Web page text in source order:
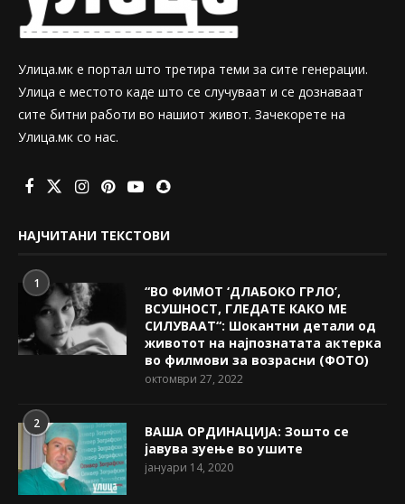
Улица.мк е портал што третира теми за сите генерации.
Улица е местото каде што се случуваат и се дознаваат
сите битни работи во нашиот живот. Зачекорете на
Улица.мк со нас.
НАЈЧИТАНИ ТЕКСТОВИ
1
“ВО ФИМОТ ‘ДЛАБОКО ГРЛО’,
ВСУШНОСТ, ГЛЕДАТЕ КАКО МЕ
СИЛУВААТ“: Шокантни детали од
животот на најпознатата актерка
во филмови за возрасни (ФОТО)
октомври 27, 2022
2
ВАША ОРДИНАЦИЈА: Зошто се
јавува зуење во ушите
јануари 14, 2020